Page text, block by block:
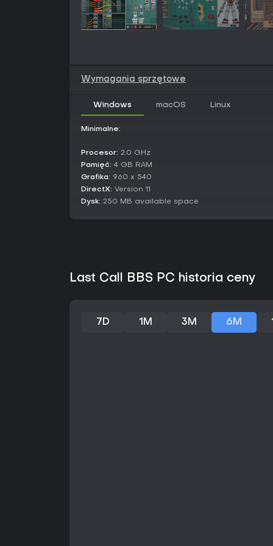
Wymagania sprzętowe
Windows macOS Linux
Minimalne:
Procesor: 2.0 GHz
Pamięć: 4 GB RAM
Grafika: 960 x 540
DirectX: Version 11
Dysk: 250 MB available space
Last Call BBS PC historia ceny
7D 1M 3M 6M